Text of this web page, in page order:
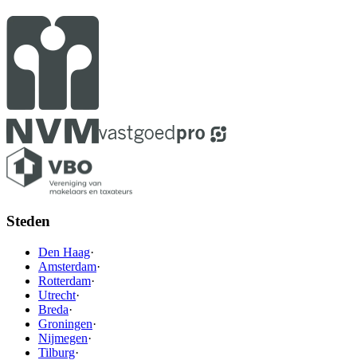
Steden
Den Haag·
Amsterdam·
Rotterdam·
Utrecht·
Breda·
Groningen·
Nijmegen·
Tilburg·